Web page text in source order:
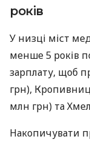
років
У низці міст
менше 5 років
зарплату, щоб
грн),
млн грн) та
Накопичувати